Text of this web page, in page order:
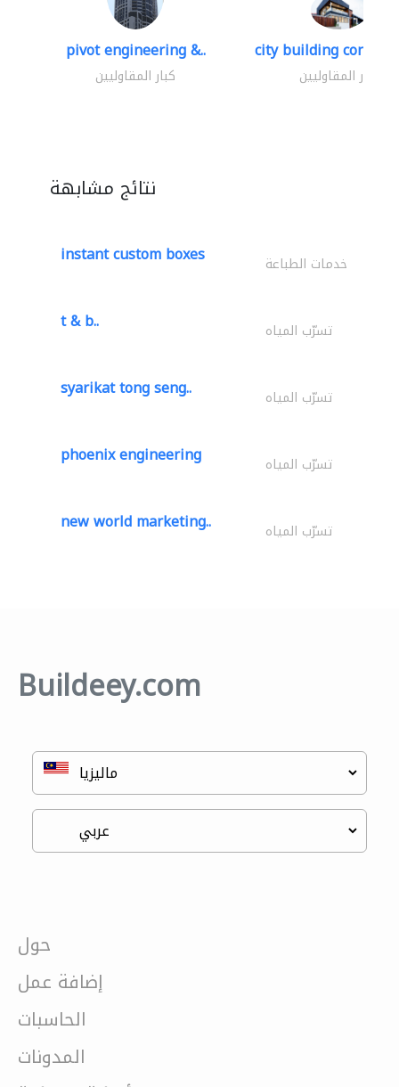
pivot engineering &..
كبار المقاوليين
city building
كبار المقاوليين
نتائج مشابهة
instant custom boxes خدمات الطباعة
t & b.. تسرّب المياه
syarikat tong seng.. تسرّب المياه
phoenix engineering تسرّب المياه
new world marketing.. تسرّب المياه
Buildeey.com
حول
إضافة عمل
الحاسبات
المدونات